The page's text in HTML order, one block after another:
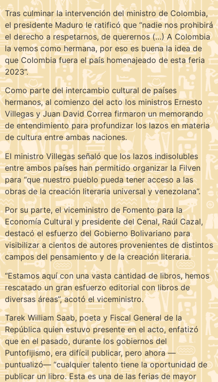
Tras culminar la intervención del ministro de Colombia,
el presidente Maduro le ratificó que “nadie nos prohibirá
el derecho a respetarnos, de querernos (…) A Colombia
la vemos como hermana, por eso es buena la idea de
que Colombia fuera el país homenajeado de esta feria
2023”.
Como parte del intercambio cultural de países
hermanos, al comienzo del acto los ministros Ernesto
Villegas y Juan David Correa firmaron un memorando
de entendimiento para profundizar los lazos en materia
de cultura entre ambas naciones.
El ministro Villegas señaló que los lazos indisolubles
entre ambos países han permitido organizar la Filven
para “que nuestro pueblo pueda tener acceso a las
obras de la creación literaria universal y venezolana”.
Por su parte, el viceministro de Fomento para la
Economía Cultural y presidente del Cenal, Raúl Cazal,
destacó el esfuerzo del Gobierno Bolivariano para
visibilizar a cientos de autores provenientes de distintos
campos del pensamiento y de la creación literaria.
“Estamos aquí con una vasta cantidad de libros, hemos
rescatado un gran esfuerzo editorial con libros de
diversas áreas”, acotó el viceministro.
Tarek William Saab, poeta y Fiscal General de la
República quien estuvo presente en el acto, enfatizó
que en el pasado, durante los gobiernos del
Puntofijismo, era difícil publicar, pero ahora —
puntualizó— “cualquier talento tiene la oportunidad de
publicar un libro. Esta es una de las ferias de mayor